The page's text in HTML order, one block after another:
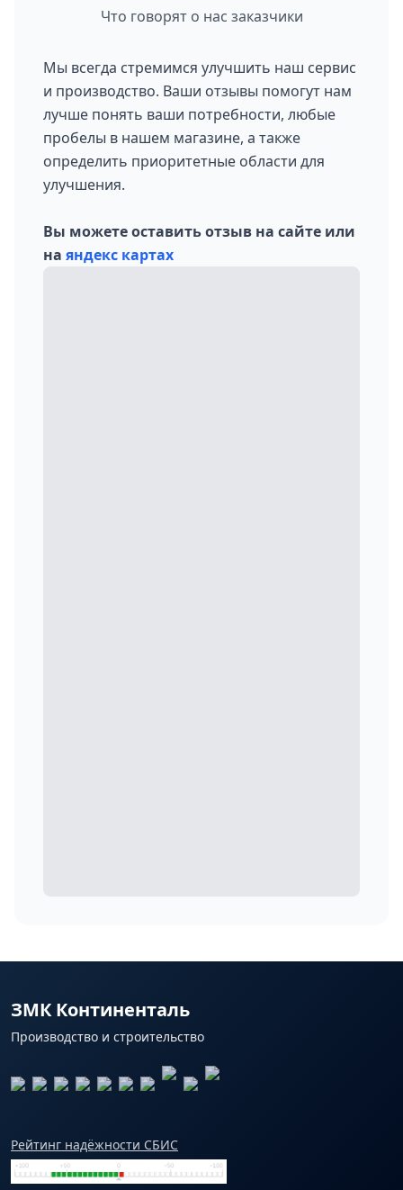
Что говорят о нас заказчики
Мы всегда стремимся улучшить наш сервис
и производство. Ваши отзывы помогут нам
лучше понять ваши потребности, любые
пробелы в нашем магазине, а также
определить приоритетные области для
улучшения.
Вы можете оставить отзыв на сайте или
на яндекс картах
ЗМК Континенталь
Производство и строительство
Рейтинг надёжности СБИС